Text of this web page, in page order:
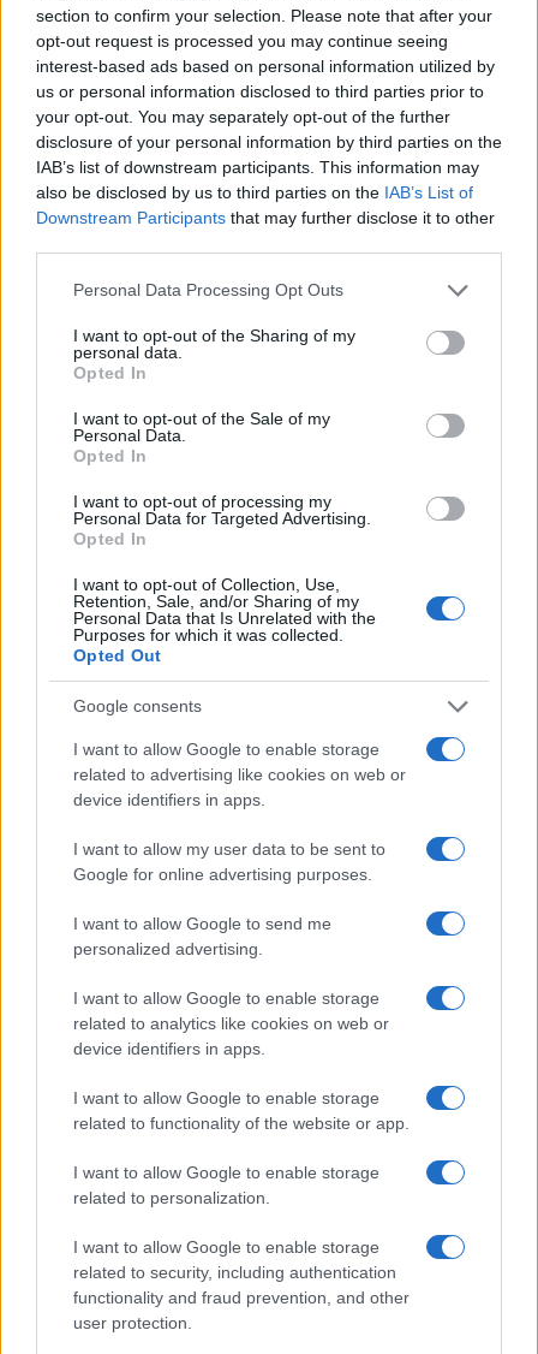
section to confirm your selection. Please note that after your
opt-out request is processed you may continue seeing
interest-based ads based on personal information utilized by
us or personal information disclosed to third parties prior to
your opt-out. You may separately opt-out of the further
disclosure of your personal information by third parties on the
IAB’s list of downstream participants. This information may
also be disclosed by us to third parties on the IAB’s List of
Downstream Participants that may further disclose it to other
Please note that this website/app uses one or more Google
not limited to your visit or usage behaviour. You may click to
grant or deny consent to Google and its third-party tags to
use your data for below specified purposes in below Google
consent section.
Personal Data Processing Opt Outs
I want to opt-out of the Sharing of my
personal data.
Opted In
I want to opt-out of the Sale of my
Personal Data.
Opted In
I want to opt-out of processing my
Personal Data for Targeted Advertising.
Opted In
I want to opt-out of Collection, Use,
Retention, Sale, and/or Sharing of my
Personal Data that Is Unrelated with the
Purposes for which it was collected.
Opted Out
Google consents
I want to allow Google to enable storage
related to advertising like cookies on web or
device identifiers in apps.
I want to allow my user data to be sent to
Google for online advertising purposes.
I want to allow Google to send me
personalized advertising.
I want to allow Google to enable storage
related to analytics like cookies on web or
device identifiers in apps.
I want to allow Google to enable storage
related to functionality of the website or app.
I want to allow Google to enable storage
related to personalization.
I want to allow Google to enable storage
related to security, including authentication
functionality and fraud prevention, and other
user protection.
Sigue leyendo
FINANZAS
Cómo la crisis de refino está afectando los precios de la
Lucía Herrera · 7 Ago 2026
El Brent cae un 8.3% y arrastra a las materias primas
Lucía Herrera · 7 Ago 2026
Cómo Bitcoin y la IA están transformando la economía global
Diego Martín · 7 Ago 2026